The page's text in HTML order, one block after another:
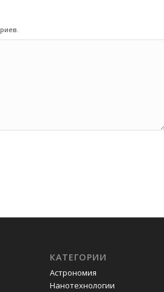
КАТЕГОРИИ
Астрономия
Нанотехнологии